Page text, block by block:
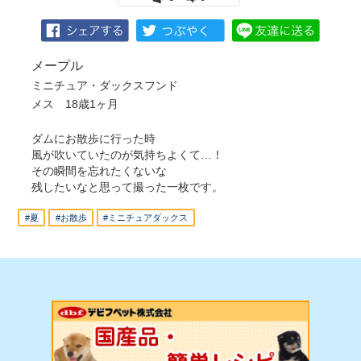
メープル
ミニチュア・ダックスフンド
メス 18歳1ヶ月
ダムにお散歩に行った時
風が吹いていたのが気持ちよくて…！
その瞬間を忘れたくないな
残したいなと思って撮った一枚です。
#夏 #お散歩 #ミニチュアダックス